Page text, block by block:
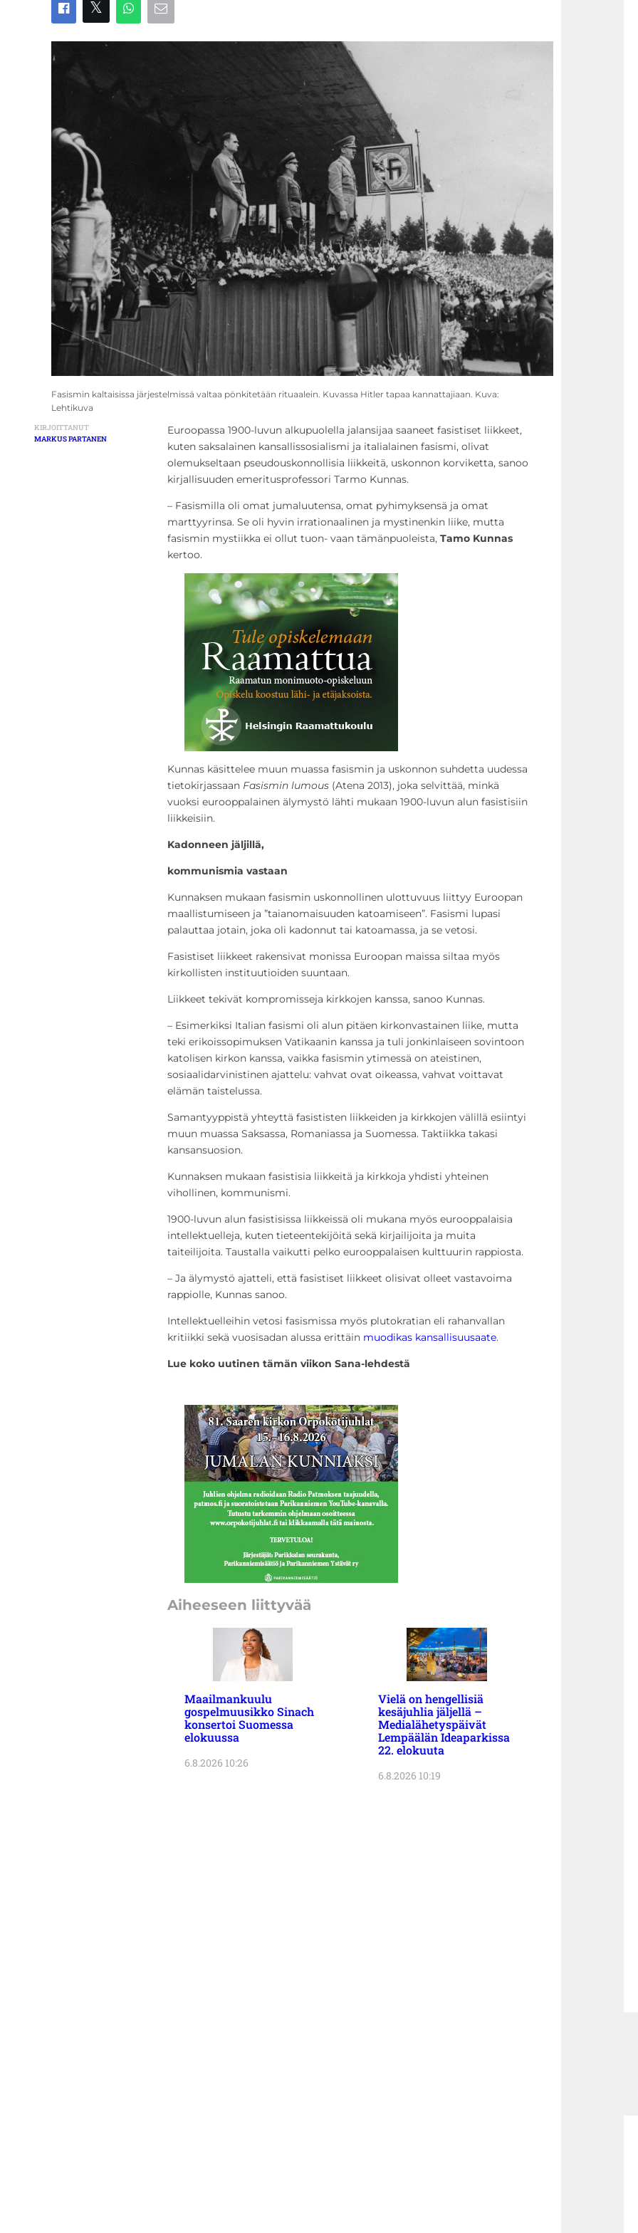
Fasismin kaltaisissa järjestelmissä valtaa pönkitetään rituaalein. Kuvassa Hitler tapaa kannattajiaan. Kuva:
Lehtikuva
KIRJOITTANUT
MARKUS PARTANEN
Euroopassa 1900-luvun alkupuolella jalansijaa saaneet fasistiset liikkeet,
kuten saksalainen kansallissosialismi ja italialainen fasismi, olivat
olemukseltaan pseudouskonnollisia liikkeitä, uskonnon korviketta, sanoo
kirjallisuuden emeritusprofessori Tarmo Kunnas.
– Fasismilla oli omat jumaluutensa, omat pyhimyksensä ja omat
marttyyrinsa. Se oli hyvin irrationaalinen ja mystinenkin liike, mutta
fasismin mystiikka ei ollut tuon- vaan tämänpuoleista, Tamo Kunnas
kertoo.
Kunnas käsittelee muun muassa fasismin ja uskonnon suhdetta uudessa
tietokirjassaan Fasismin lumous (Atena 2013), joka selvittää, minkä
vuoksi eurooppalainen älymystö lähti mukaan 1900-luvun alun fasistisiin
liikkeisiin.
Kadonneen jäljillä,
kommunismia vastaan
Kunnaksen mukaan fasismin uskonnollinen ulottuvuus liittyy Euroopan
maallistumiseen ja ”taianomaisuuden katoamiseen”. Fasismi lupasi
palauttaa jotain, joka oli kadonnut tai katoamassa, ja se vetosi.
Fasistiset liikkeet rakensivat monissa Euroopan maissa siltaa myös
kirkollisten instituutioiden suuntaan.
Liikkeet tekivät kompromisseja kirkkojen kanssa, sanoo Kunnas.
– Esimerkiksi Italian fasismi oli alun pitäen kirkonvastainen liike, mutta
teki erikoissopimuksen Vatikaanin kanssa ja tuli jonkinlaiseen sovintoon
katolisen kirkon kanssa, vaikka fasismin ytimessä on ateistinen,
sosiaalidarvinistinen ajattelu: vahvat ovat oikeassa, vahvat voittavat
elämän taistelussa.
Samantyyppistä yhteyttä fasististen liikkeiden ja kirkkojen välillä esiintyi
muun muassa Saksassa, Romaniassa ja Suomessa. Taktiikka takasi
kansansuosion.
Kunnaksen mukaan fasistisia liikkeitä ja kirkkoja yhdisti yhteinen
vihollinen, kommunismi.
1900-luvun alun fasistisissa liikkeissä oli mukana myös eurooppalaisia
intellektuelleja, kuten tieteentekijöitä sekä kirjailijoita ja muita
taiteilijoita. Taustalla vaikutti pelko eurooppalaisen kulttuurin rappiosta.
– Ja älymystö ajatteli, että fasistiset liikkeet olisivat olleet vastavoima
rappiolle, Kunnas sanoo.
Intellektuelleihin vetosi fasismissa myös plutokratian eli rahanvallan
kritiikki sekä vuosisadan alussa erittäin muodikas kansallisuusaate.
Lue koko uutinen tämän viikon Sana-lehdestä
Aiheeseen liittyvää
Maailmankuulu
gospelmuusikko Sinach
konsertoi Suomessa
elokuussa
6.8.2026 10:26
Vielä on hengellisiä
kesäjuhlia jäljellä –
Medialähetyspäivät
Lempäälän Ideaparkissa
22. elokuuta
6.8.2026 10:19